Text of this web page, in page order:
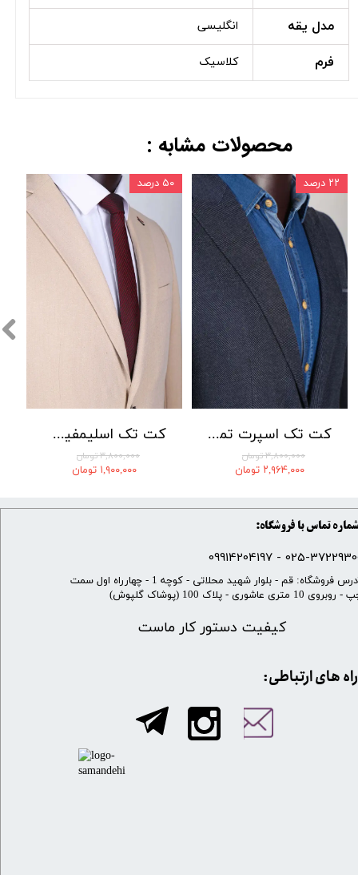
مدل یقه انگلیسی
فرم کلاسیک
کت تک اسلیمفیت لومنز کد 001
۳,۸۰۰,۰۰۰ تومان
۱,۹۰۰,۰۰۰ تومان
۵۰ درصد
کت تک اسپرت تمام کش لومنز 002
۳,۸۰۰,۰۰۰ تومان
۲,۹۶۴,۰۰۰ تومان
۲۲ درصد
محصولات مشابه :
شماره تماس با فروشگاه:
025-37229300 -
کیفیت دستور کار ماست
​آدرس فروشگاه: قم - بلوار شهید محلاتی - کوچه 1 - چهارراه اول سمت
10 متری عاشوری - پلاک 100 (پوشاک گلپوش)
​​راه های ارتباطی: